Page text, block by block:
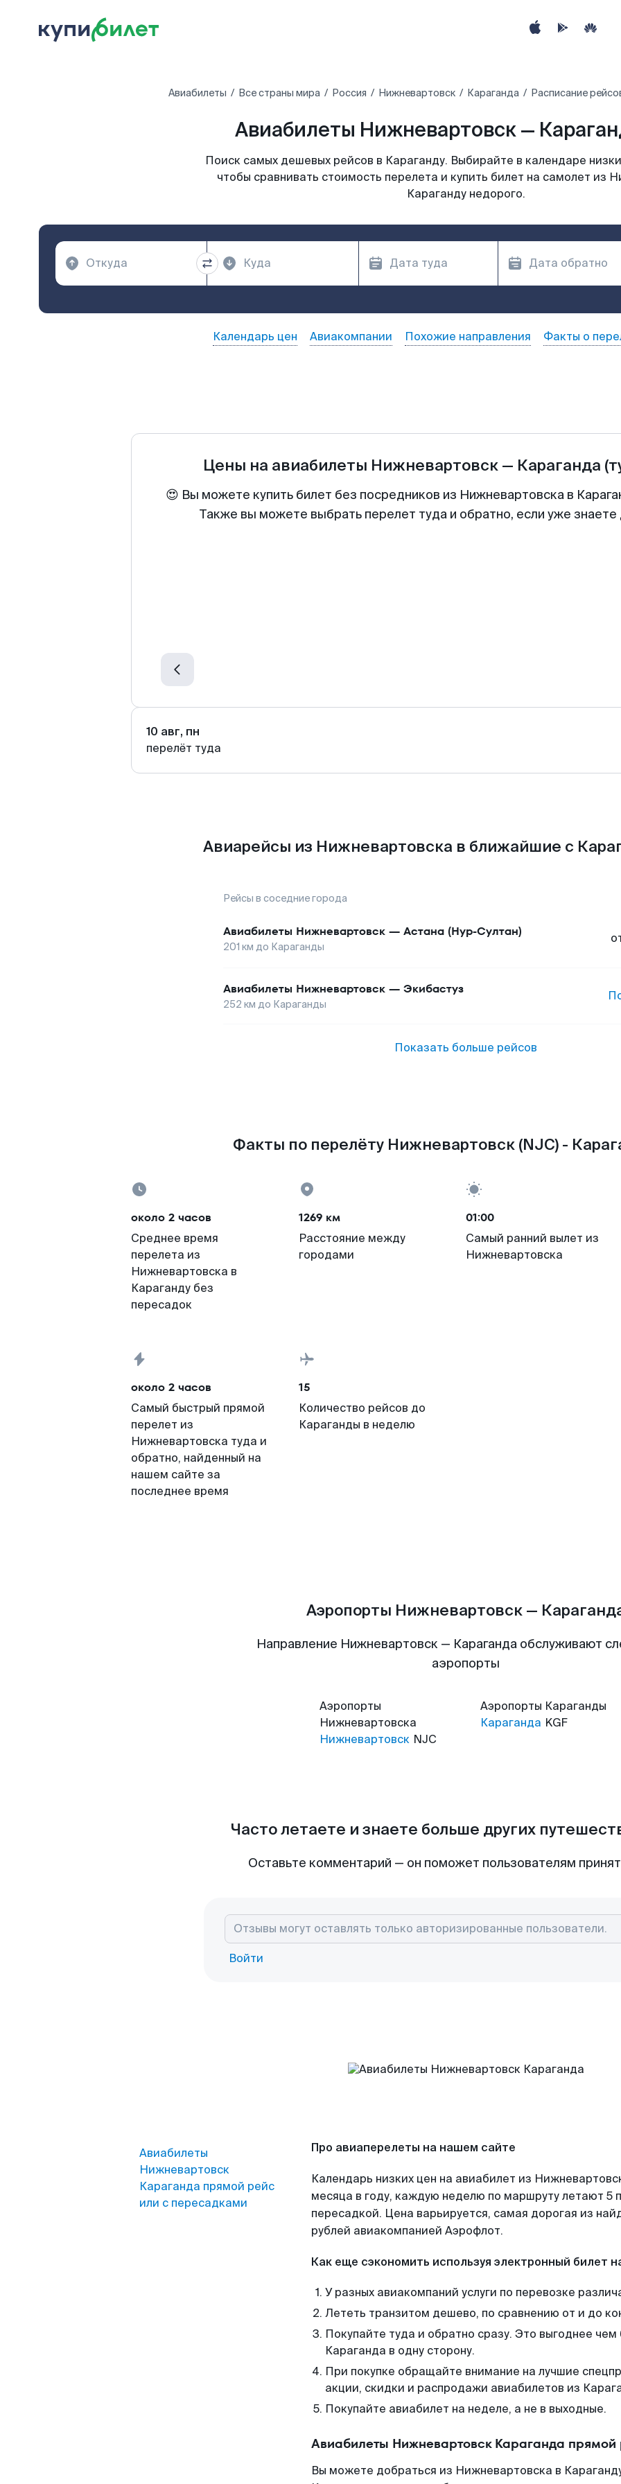
Авиабилеты Все страны мира Россия Нижневартовск Караганда Расписание
Авиабилеты Нижневартовск —
Поиск самых дешевых рейсов в Караганду. Выбирайте в календаре
чтобы сравнивать стоимость перелета и купить билет на самолет из
Караганду недорого.
Календарь цен Авиакомпании Похожие направления Факты о
Цены на авиабилеты Нижневартовск — Караганда
😍 Вы можете купить билет без посредников из Нижневартовска в
Также вы можете выбрать перелет туда и обратно, если уже
10 авг, пн
перелёт туда
Авиарейсы из Нижневартовска в ближайшие с
Рейсы в соседние города
Авиабилеты Нижневартовск — Астана (Нур-Султан)
201 км до Караганды
Авиабилеты Нижневартовск — Экибастуз
252 км до Караганды
Показать больше рейсов
Факты по перелёту Нижневартовск (NJC) -
около 2 часов
Среднее время
перелета из
Нижневартовска в
Караганду без
пересадок
1269 км
Расстояние между
городами
01:00
Самый ранний вылет из
Нижневартовска
около 2 часов
Самый быстрый прямой
перелет из
Нижневартовска туда и
обратно, найденный на
нашем сайте за
последнее время
15
Количество рейсов до
Караганды в неделю
Аэропорты Нижневартовск —
Направление Нижневартовск — Караганда обслуживают
аэропорты
Аэропорты
Нижневартовска
Нижневартовск NJC
Аэропорты Караганды
Караганда KGF
Часто летаете и знаете больше других
Оставьте комментарий — он поможет пользователям
Войти
Авиабилеты
Нижневартовск
Караганда прямой рейс
или с пересадками
Про авиаперелеты на нашем сайте
Календарь низких цен на авиабилет из
месяца в году, каждую неделю по маршруту летают 5
пересадкой. Цена варьируется, самая дорогая из
рублей авиакомпанией Аэрофлот.
Как еще сэкономить используя электронный билет
У разных авиакомпаний услуги по перевозке
Лететь транзитом дешево, по сравнению от и до
Покупайте туда и обратно сразу. Это выгоднее
Караганда в одну сторону.
При покупке обращайте внимание на лучшие
акции, скидки и распродажи авиабилетов из
Покупайте авиабилет на неделе, а не в выходные.
Авиабилеты Нижневартовск Караганда
Вы можете добраться из Нижневартовска в